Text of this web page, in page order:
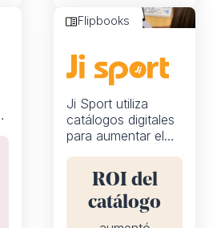
Flipbooks
Ji Sport utiliza
catálogos digitales
para aumentar el
clientes en todos
los canales en línea
ROI del
catálogo